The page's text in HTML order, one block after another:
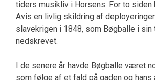
tiders musikliv i Horsens. For to siden
Avis en livlig skildring af
slavekrigen i 1848, som Bøgballe i sin
nedskrevet.
I de senere år havde Bøgballe været
som følge af et fald på gaden og hans